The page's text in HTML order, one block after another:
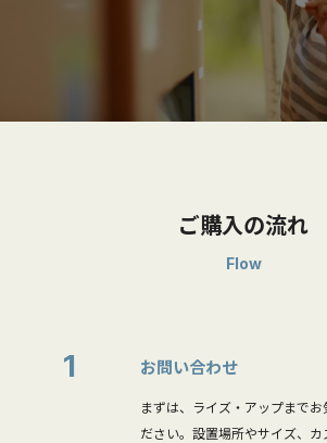
ご購入の流れ
Flow
1 お問い合わせ
まずは、ライズ・アップまで
ださい。設置場所やサイズ、